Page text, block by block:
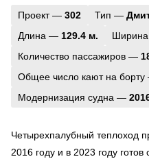
Проект — 302 Тип —
Длина — 129.4 м.
Количество пассажиров —
Общее число кают на
Модернизация судна —
Четырехпалубный теплоход
2016 году и в 2023 году